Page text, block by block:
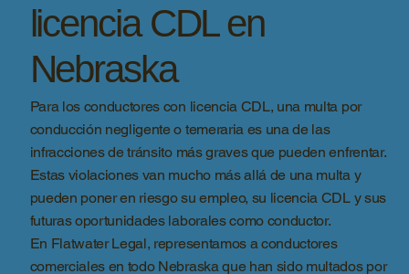
licencia CDL en
Nebraska
Para los conductores con licencia CDL, una multa por
conducción negligente o temeraria es una de las
infracciones de tránsito más graves que pueden enfrentar.
Estas violaciones van mucho más allá de una multa y
pueden poner en riesgo su empleo, su licencia CDL y sus
futuras oportunidades laborales como conductor.
En Flatwater Legal, representamos a conductores
comerciales en todo Nebraska que han sido multados por